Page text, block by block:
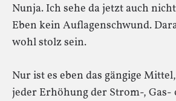
Nunja. Ich sehe da jetzt auch
Eben kein Auflagenschwund.
wohl stolz sein.
Nur ist es eben das gängige
jeder Erhöhung der Strom-, Gas-